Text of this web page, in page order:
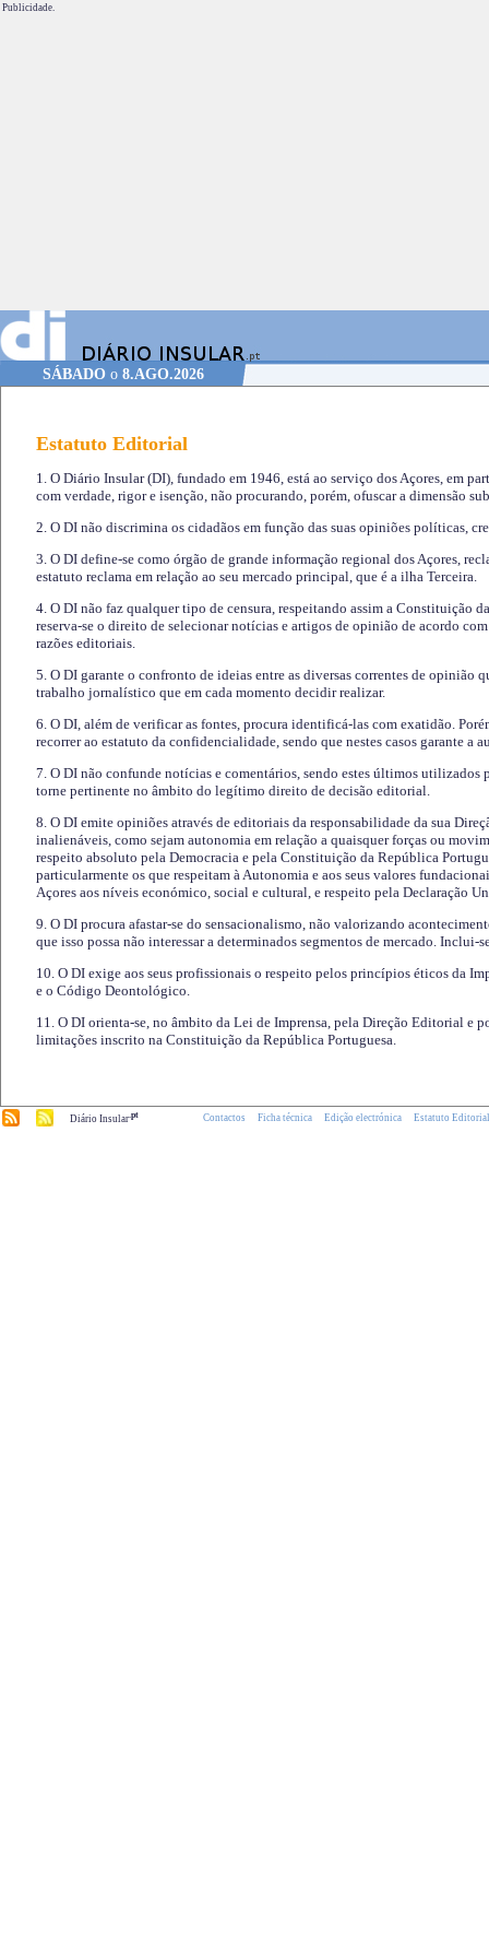
Publicidade.
SÁBADOo 8.AGO.2026
Estatuto Editorial
1. O Diário Insular (DI), fundado em 1946, está ao serviço dos Açores, em
com verdade, rigor e isenção, não procurando, porém, ofuscar a dimensão
2. O DI não discrimina os cidadãos em função das suas opiniões políticas,
3. O DI define-se como órgão de grande informação regional dos Açores,
estatuto reclama em relação ao seu mercado principal, que é a ilha Terceira.
4. O DI não faz qualquer tipo de censura, respeitando assim a Constituição
reserva-se o direito de selecionar notícias e artigos de opinião de acordo
razões editoriais.
5. O DI garante o confronto de ideias entre as diversas correntes de opinião
trabalho jornalístico que em cada momento decidir realizar.
6. O DI, além de verificar as fontes, procura identificá-las com exatidão.
recorrer ao estatuto da confidencialidade, sendo que nestes casos garante a
7. O DI não confunde notícias e comentários, sendo estes últimos utilizados
torne pertinente no âmbito do legítimo direito de decisão editorial.
8. O DI emite opiniões através de editoriais da responsabilidade da sua
inalienáveis, como sejam autonomia em relação a quaisquer forças ou
respeito absoluto pela Democracia e pela Constituição da República
particularmente os que respeitam à Autonomia e aos seus valores
Açores aos níveis económico, social e cultural, e respeito pela Declaração
9. O DI procura afastar-se do sensacionalismo, não valorizando
que isso possa não interessar a determinados segmentos de mercado.
10. O DI exige aos seus profissionais o respeito pelos princípios éticos da
e o Código Deontológico.
11. O DI orienta-se, no âmbito da Lei de Imprensa, pela Direção Editorial e
limitações inscrito na Constituição da República Portuguesa.
Diário Insular.pt Contactos Ficha técnica Edição electrónica Estatuto Editorial